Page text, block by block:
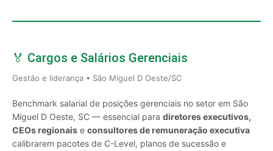
🏅 Cargos e Salários Gerenciais
Gestão e liderança • São Miguel D Oeste/SC
Benchmark salarial de posições gerenciais no setor em São
Miguel D Oeste, SC — essencial para diretores executivos,
CEOs regionais e consultores de remuneração executiva
calibrarem pacotes de C-Level, planos de sucessão e